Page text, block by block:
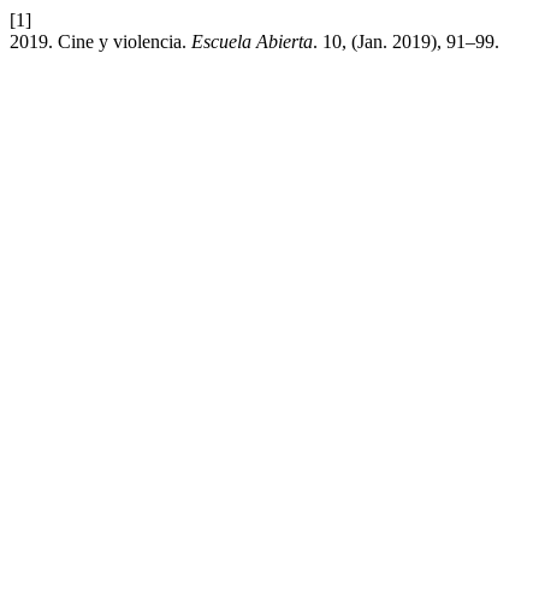
[1]
2019. Cine y violencia. Escuela Abierta. 10, (Jan. 2019), 91–99.